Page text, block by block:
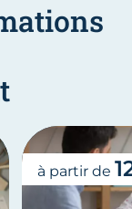
à partir de